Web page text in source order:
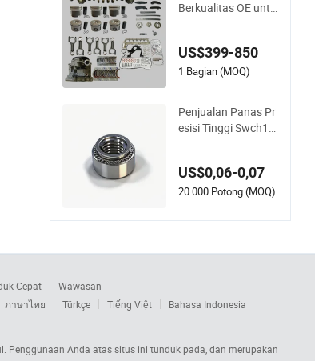
Berkualitas OE untu
sel Poros Engkol Ba
tang Penghubung B
aktu Pompa Oli
US$399-850
1 Bagian (MOQ)
Penjualan Panas Pr
esisi Tinggi Swch18
tom Gambar Kusto
m IATF16949 untuk
US$0,06-0,07
20.000 Potong (MOQ)
Cepat
Wawasan
ภาษาไทย Türkçe Tiếng Việt Bahasa Indonesia
Penggunaan Anda atas situs ini tunduk pada, dan merupakan